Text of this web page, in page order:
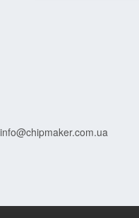
info@chipmaker.com.ua